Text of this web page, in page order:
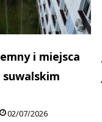
i miejsca
02/07/2026